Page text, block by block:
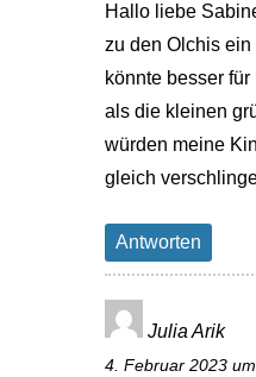
Hallo liebe
zu den Olchis
könnte besser
als die kleinen
würden meine
gleich
Antworten
Julia Arik
4. Februar 2023